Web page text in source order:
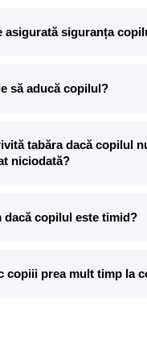
asigurată siguranța
să aducă copilul?
tabăra dacă copilul
niciodată?
dacă copilul este timid?
copiii prea mult timp la